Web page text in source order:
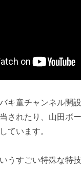
キ童チャンネル開
されたり、山田ボ
ています。
うすごい特殊な特